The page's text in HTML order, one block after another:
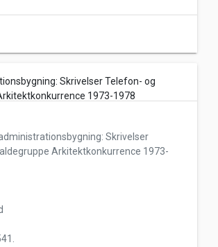
Skrivelser Telefon- og
1973-1978
Skrivelser
Arkitektkonkurrence 1973-